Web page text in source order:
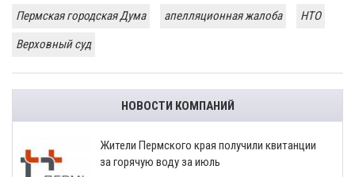
Пермская городская Дума
апелляционная жалоба
НТО
Верховный суд
НОВОСТИ КОМПАНИЙ
​Жители Пермского края получили квитанции
за горячую воду за июль